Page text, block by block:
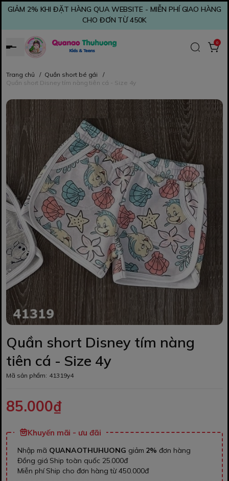
GIẢM 2% KHI ĐẶT HÀNG QUA WEBSITE - MIỄN PHÍ GIAO HÀNG
CHO ĐƠN TỪ 450K
0
Trang chủ / Quần short bé gái
/
Quần short Disney tím nàng tiên cá - Size 4y
Quần short Disney tím nàng
tiên cá - Size 4y
Mã sản phẩm: 41319y4
85.000₫
Khuyến mãi - ưu đãi
Nhập mã QUANAOTHUHUONG giảm 2% đơn hàng
Đồng giá Ship toàn quốc 25.000đ
Miễn phí Ship cho đơn hàng từ 450.000đ